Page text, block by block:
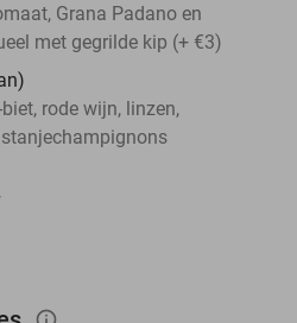
Grana Padano en
met gegrilde kip (+ €3)
rode wijn, linzen,